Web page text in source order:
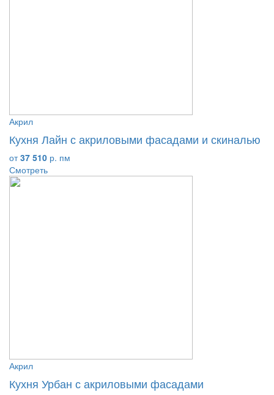
Акрил
Кухня Лайн с акриловыми фасадами и скиналью
от37 510 р. пм
Смотреть
Акрил
Кухня Урбан с акриловыми фасадами